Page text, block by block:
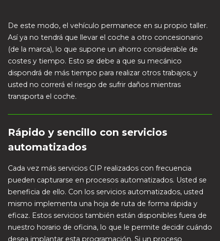
De este modo, el vehículo permanece en su propio taller.
Así ya no tendrá que llevar el coche a otro concesionario
(de la marca), lo que supone un ahorro considerable de
costes y tiempo. Esto se debe a que su mecánico
dispondrá de más tiempo para realizar otros trabajos, y
usted no correrá el riesgo de sufrir daños mientras
transporta el coche.
Rápido y sencillo con servicios
automatizados
Cada vez más servicios CIP realizados con frecuencia
pueden capturarse en procesos automatizados. Usted se
beneficia de ello. Con los servicios automatizados, usted
mismo implementa una hoja de ruta de forma rápida y
eficaz. Estos servicios también están disponibles fuera de
nuestro horario de oficina, lo que le permite decidir cuándo